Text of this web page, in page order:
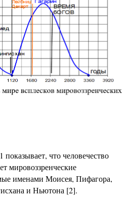
что человечество
мировоззренческие
именами Моисея, Пифагора,
и Ньютона [2].